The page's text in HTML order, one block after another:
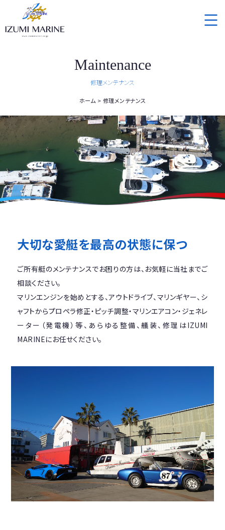
Maintenance
修理メンテナンス
ホーム 修理メンテナンス
大切な愛艇を最高の状態に保つ
ご所有艇のメンテナンスでお困りの方は、お気軽に当社までご
相談ください。
マリンエンジンを始めとする、アウトドライブ、マリンギヤー、シ
ャフトからプロペラ修正・ピッチ調整・マリンエアコン・ジェネレ
ーター（発電機）等、あらゆる整備、艤装、修理はIZUMI
MARINEにお任せください。